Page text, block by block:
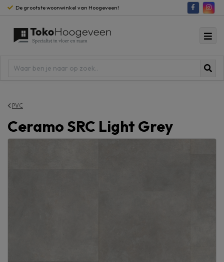
De grootste woonwinkel van Hoogeveen!
PVC
Ceramo SRC Light Grey